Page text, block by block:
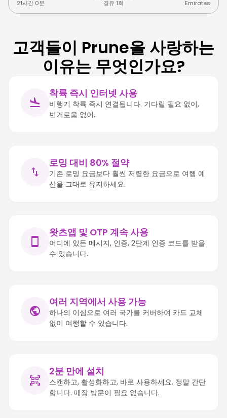
21시간 0분 경유 1회 Emirates
고객들이 Prune을 사랑하는
이유는 무엇인가요?
착륙 즉시 인터넷 사용
비행기 착륙 즉시 연결됩니다. 기다릴 필요 없이,
번거로움 없이.
로밍 대비 80% 절약
기존 로밍 요금보다 훨씬 저렴한 요금으로 여행 예
산을 그대로 유지하세요.
왓츠앱 및 OTP 계속 사용
어디에 있든 메시지, 인증, 2단계 인증 코드를 받을
수 있습니다.
여러 지역에서 사용 가능
하나의 이심으로 여러 국가를 커버하여 카드 교체
없이 여행할 수 있습니다.
2분 만에 설치
스캔하고, 활성화하고, 바로 사용하세요. 정말 간단
합니다. 매장 방문이 필요 없습니다.